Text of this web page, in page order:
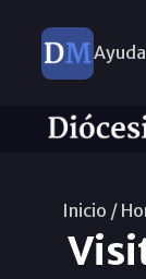
Inicio /